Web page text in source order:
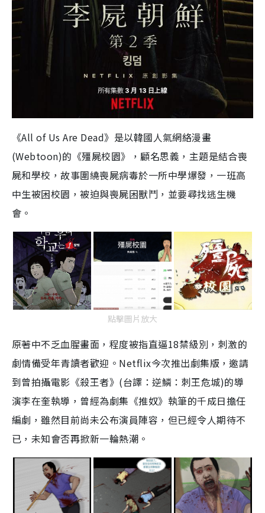
《All of Us Are Dead》是以韓國人氣網絡漫畫
(Webtoon)的《殭屍校園》，顧名思義，主題是結合喪
屍和學校，故事圍繞喪屍病毒於一所中學爆發，一班高
中生被困校園，被迫與喪屍困獸鬥，並要尋找逃生機
會。
點擊圖片放大
原著中不乏血腥畫面，程度被指直逼18禁級別，刺激的
劇情備受年青讀者歡迎。Netflix今次推出劇集版，邀請
到曾拍攝電影《殺王者》(台譯：逆鱗：刺王危城)的導
演李在奎執導，曾經為劇集《推奴》執筆的千成日擔任
編劇，雖然目前尚未公布演員陣容，但已經令人期待不
已，未知會否再掀新一輪熱潮。